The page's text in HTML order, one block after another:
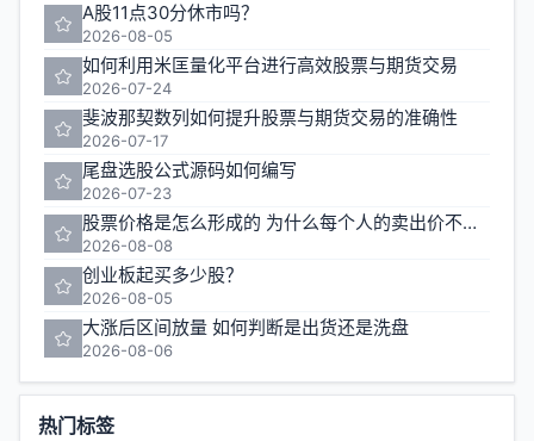
A股11点30分休市吗？
2026-08-05
如何利用米匡量化平台进行高效股票与期货交易
2026-07-24
斐波那契数列如何提升股票与期货交易的准确性
2026-07-17
尾盘选股公式源码如何编写
2026-07-23
股票价格是怎么形成的 为什么每个人的卖出价不一样
2026-08-08
创业板起买多少股？
2026-08-05
大涨后区间放量 如何判断是出货还是洗盘
2026-08-06
热门标签